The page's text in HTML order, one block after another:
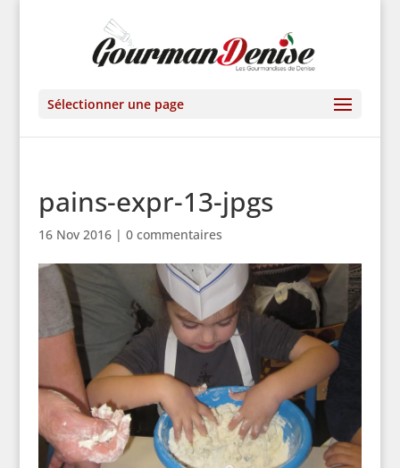
Sélectionner une page
pains-expr-13-jpgs
16 Nov 2016| 0 commentaires